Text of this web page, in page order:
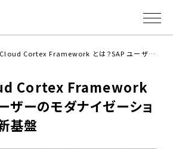
Google Cloud Cortex Framework とは？SAP ユーザーのモダナイゼーションを加速する新基盤
Cortex Framework
ザーのモダナイゼーショ
基盤